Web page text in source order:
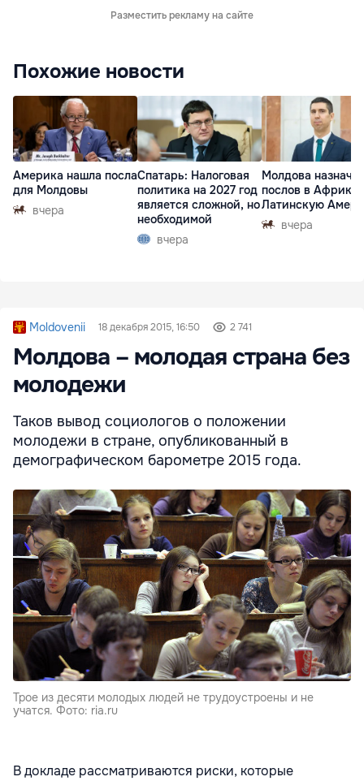
Разместить рекламу на сайте
Похожие новости
Америка нашла посла
для Молдовы
вчера
Спатарь: Налоговая
политика на 2027 год
является сложной, но
необходимой
вчера
Молдова
послов в Африку
Латинскую
вчера
Moldovenii 18 декабря 2015, 16:50 2 741
Молдова – молодая страна без
молодежи
Таков вывод социологов о положении
молодежи в стране, опубликованный в
демографическом барометре 2015 года.
Трое из десяти молодых людей не трудоустроены и не
учатся. Фото: ria.ru
В докладе рассматриваются риски, которые